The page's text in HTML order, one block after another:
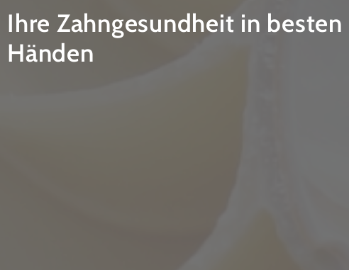
Ihre Zahngesundheit in besten
Händen